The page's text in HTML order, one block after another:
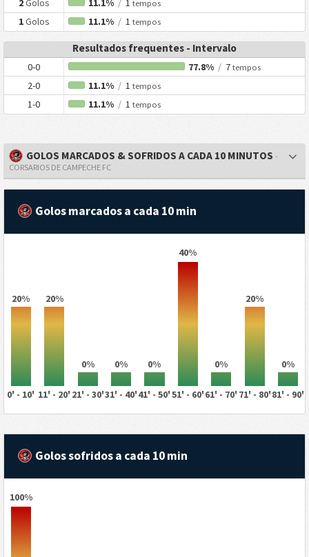
2Golos 11.1% / 1tempos
1Golos 11.1% / 1tempos
Resultados frequentes - Intervalo
0-0 77.8% / 7tempos
2-0 11.1% / 1tempos
1-0 11.1% / 1tempos
GOLOS MARCADOS & SOFRIDOS A CADA 10 MINUTOS -
CORSARIOS DE CAMPECHE FC
Golos marcados a cada 10 min
20% 20%
0% 0% 0%
40%
0%
20%
0%
0' - 10' 11' - 20' 21' - 30'31' - 40'41' - 50'51' - 60'61' - 70' 71' - 80'81' - 90'
Golos sofridos a cada 10 min
100%